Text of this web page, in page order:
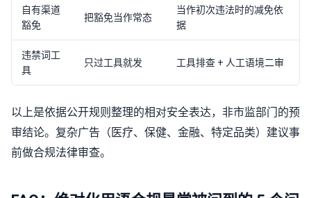
自有渠道
豁免
把豁免当作常态
当作初次违法时的减免依
据
违禁词工
具
只过工具就发 工具排查 + 人工语境二审
以上是依据公开规则整理的相对安全表达，非市监部门的预
审结论。复杂广告（医疗、保健、金融、特定品类）建议事
前做合规法律审查。